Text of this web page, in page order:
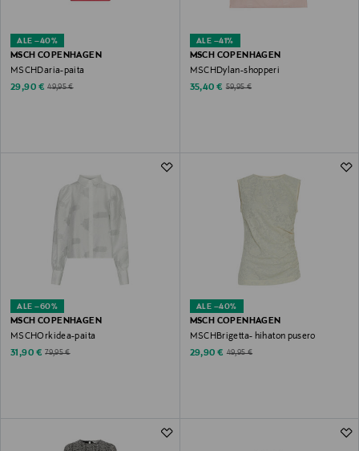
ALE –40%
MSCH COPENHAGEN
MSCHDaria-paita
Discounted Price
29,90 € Original Price
49,95 €
ALE –41%
MSCH COPENHAGEN
MSCHDylan-shopperi
Discounted Price
35,40 € Original Price
59,95 €
ALE –60%
MSCH COPENHAGEN
MSCHOrkidea-paita
Discounted Price
31,90 € Original Price
79,95 €
ALE –40%
MSCH COPENHAGEN
MSCHBrigetta- hihaton pusero
Discounted Price
29,90 € Original Price
49,95 €